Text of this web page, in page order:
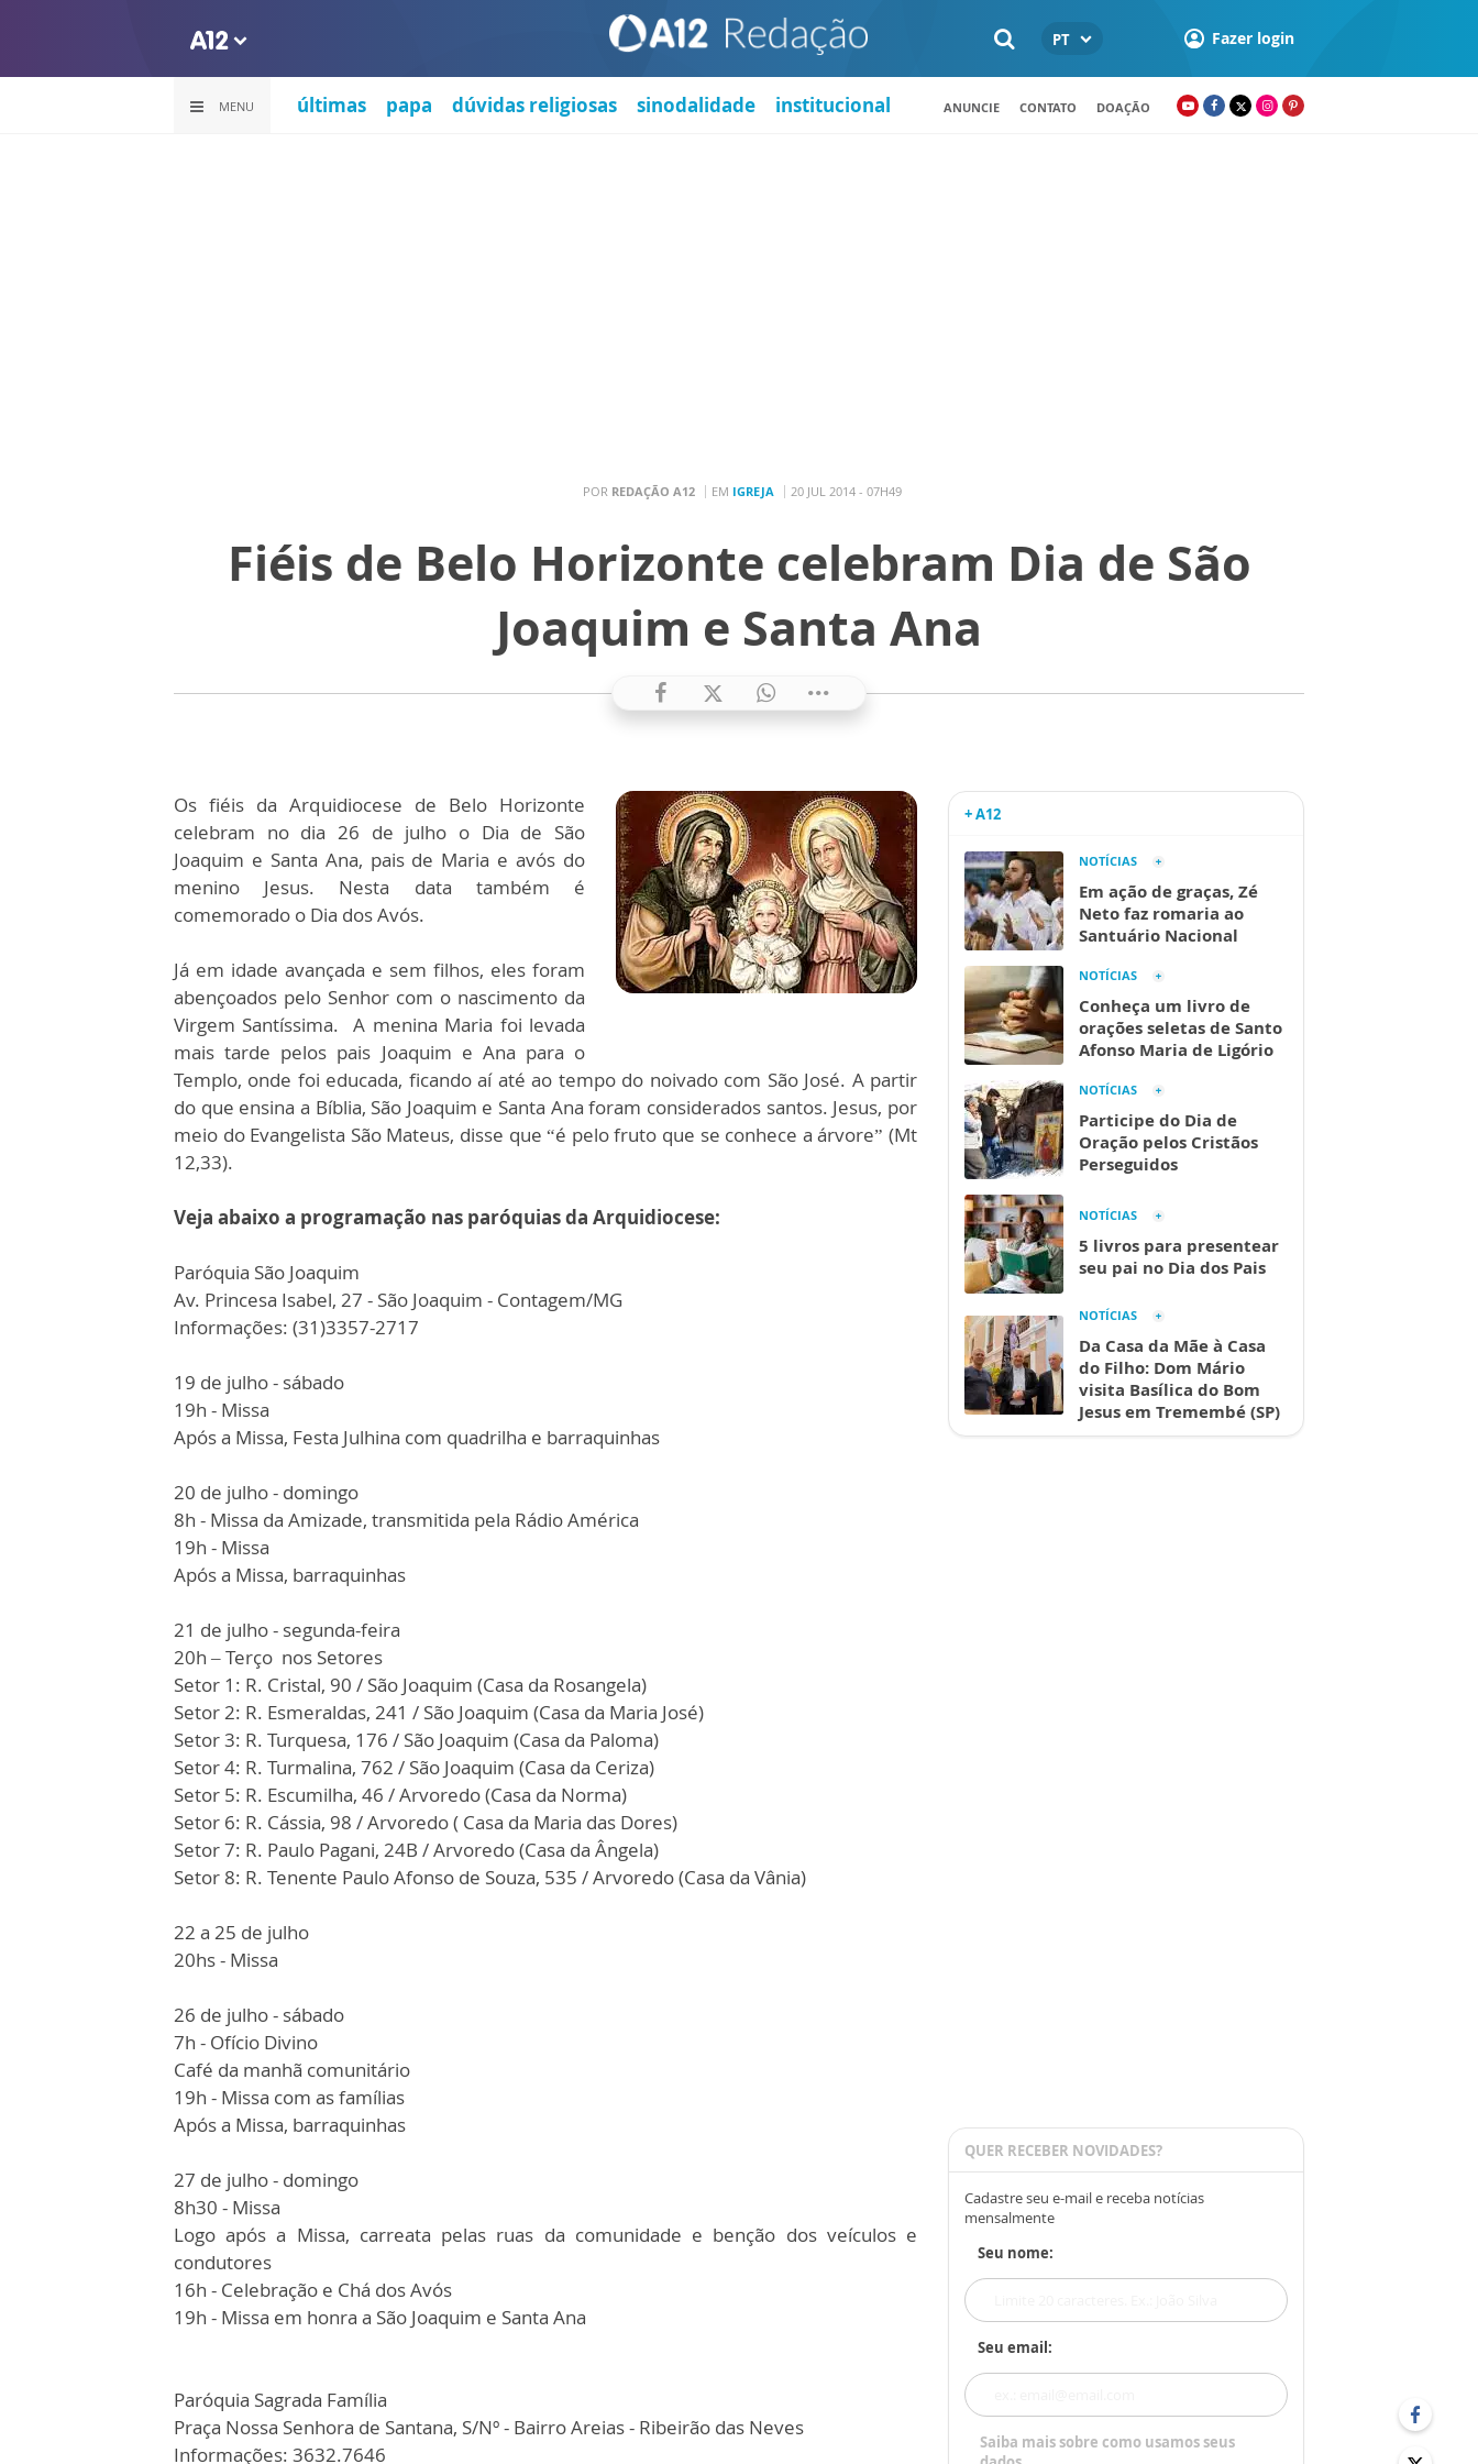
PT Fazer login
MENU últimas papa dúvidas religiosas sinodalidade institucional ANUNCIE CONTATO DOAÇÃO
POR REDAÇÃO A12 EM IGREJA 20 JUL 2014 - 07H49
Fiéis de Belo Horizonte celebram Dia de São
Joaquim e Santa Ana
Os fiéis da Arquidiocese de Belo Horizonte
celebram no dia 26 de julho o Dia de São
Joaquim e Santa Ana, pais de Maria e avós do
menino Jesus. Nesta data também é
comemorado o Dia dos Avós.
Já em idade avançada e sem filhos, eles foram
abençoados pelo Senhor com o nascimento da
Virgem Santíssima. A menina Maria foi levada
mais tarde pelos pais Joaquim e Ana para o
Templo, onde foi educada, ficando aí até ao tempo do noivado com São José. A partir
do que ensina a Bíblia, São Joaquim e Santa Ana foram considerados santos. Jesus, por
meio do Evangelista São Mateus, disse que “é pelo fruto que se conhece a árvore” (Mt
12,33).
Veja abaixo a programação nas paróquias da Arquidiocese:
Paróquia São Joaquim
Av. Princesa Isabel, 27 - São Joaquim - Contagem/MG
Informações: (31)3357-2717
19 de julho - sábado
19h - Missa
Após a Missa, Festa Julhina com quadrilha e barraquinhas
20 de julho - domingo
8h - Missa da Amizade, transmitida pela Rádio América
19h - Missa
Após a Missa, barraquinhas
21 de julho - segunda-feira
20h – Terço nos Setores
Setor 1: R. Cristal, 90 / São Joaquim (Casa da Rosangela)
Setor 2: R. Esmeraldas, 241 / São Joaquim (Casa da Maria José)
Setor 3: R. Turquesa, 176 / São Joaquim (Casa da Paloma)
Setor 4: R. Turmalina, 762 / São Joaquim (Casa da Ceriza)
Setor 5: R. Escumilha, 46 / Arvoredo (Casa da Norma)
Setor 6: R. Cássia, 98 / Arvoredo ( Casa da Maria das Dores)
Setor 7: R. Paulo Pagani, 24B / Arvoredo (Casa da Ângela)
Setor 8: R. Tenente Paulo Afonso de Souza, 535 / Arvoredo (Casa da Vânia)
22 a 25 de julho
20hs - Missa
26 de julho - sábado
7h - Ofício Divino
Café da manhã comunitário
19h - Missa com as famílias
Após a Missa, barraquinhas
27 de julho - domingo
8h30 - Missa
Logo após a Missa, carreata pelas ruas da comunidade e benção dos veículos e
condutores
16h - Celebração e Chá dos Avós
19h - Missa em honra a São Joaquim e Santa Ana
Paróquia Sagrada Família
Praça Nossa Senhora de Santana, S/Nº - Bairro Areias - Ribeirão das Neves
Informações: 3632.7646
+ A12
NOTÍCIAS
Em ação de graças, Zé
Neto faz romaria ao
Santuário Nacional
NOTÍCIAS
Conheça um livro de
orações seletas de Santo
Afonso Maria de Ligório
NOTÍCIAS
Participe do Dia de
Oração pelos Cristãos
Perseguidos
NOTÍCIAS
5 livros para presentear
seu pai no Dia dos Pais
NOTÍCIAS
Da Casa da Mãe à Casa
do Filho: Dom Mário
visita Basílica do Bom
Jesus em Tremembé (SP)
QUER RECEBER NOVIDADES?
Cadastre seu e-mail e receba notícias
mensalmente
Seu nome:
Seu email:
Saiba mais sobre como usamos seus